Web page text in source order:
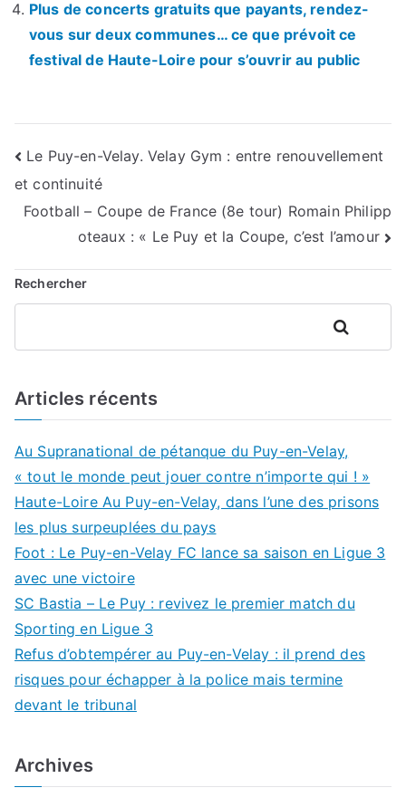
Plus de concerts gratuits que payants, rendez-
vous sur deux communes… ce que prévoit ce
festival de Haute-Loire pour s’ouvrir au public
Navigation
de
l’article
Le Puy-en-Velay. Velay Gym : entre renouvellement
et continuité
Football – Coupe de France (8e tour) Romain Philipp
oteaux : « Le Puy et la Coupe, c’est l’amour
Rechercher
Rechercher
Articles récents
Au Supranational de pétanque du Puy-en-Velay,
« tout le monde peut jouer contre n’importe qui ! »
Haute-Loire Au Puy-en-Velay, dans l’une des prisons
les plus surpeuplées du pays
Foot : Le Puy-en-Velay FC lance sa saison en Ligue 3
avec une victoire
SC Bastia – Le Puy : revivez le premier match du
Sporting en Ligue 3
Refus d’obtempérer au Puy-en-Velay : il prend des
risques pour échapper à la police mais termine
devant le tribunal
Archives